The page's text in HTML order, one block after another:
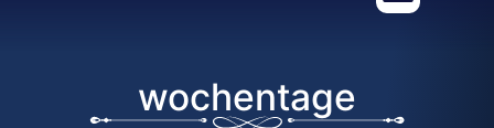
wochentage